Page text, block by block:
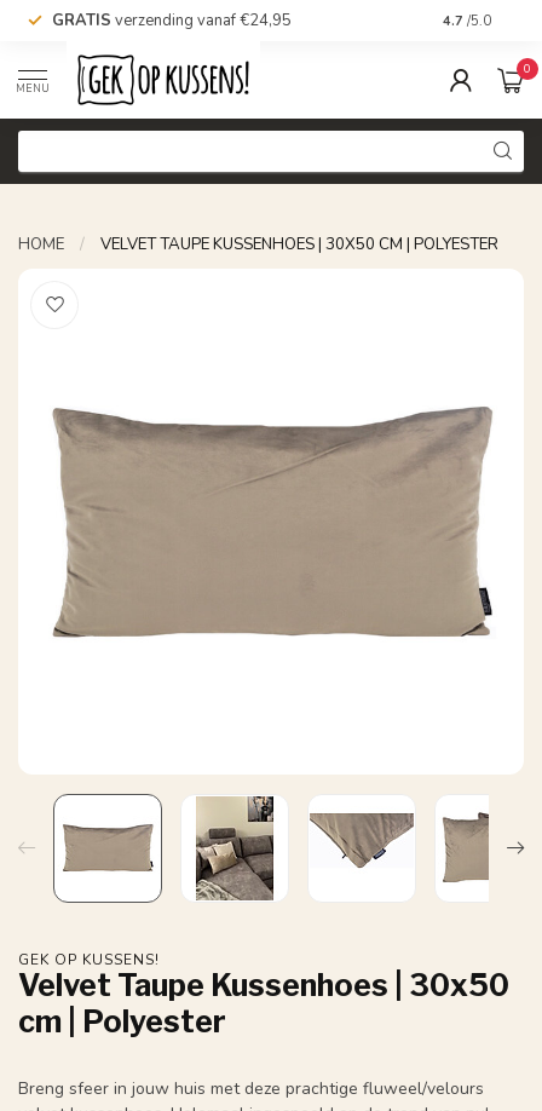
GRATIS verzending vanaf €24,95 Voor 16.00
4.7 /5.0
MENU
0
HOME / VELVET TAUPE KUSSENHOES | 30X50 CM | POLYESTER
GEK OP KUSSENS!
Velvet Taupe Kussenhoes | 30x50
cm | Polyester
Breng sfeer in jouw huis met deze prachtige fluweel/velours